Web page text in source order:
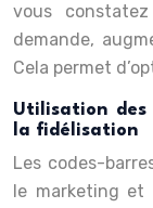
vous
demande,
Cela permet
Utilisation
la fidélisation
Les codes-
le marketing et